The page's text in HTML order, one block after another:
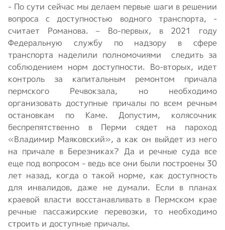
- По сути сейчас мы делаем первые шаги в решении
вопроса с доступностью водного транспорта, -
считает Романова. – Во-первых, в 2021 году
Федеральную службу по надзору в сфере
транспорта наделили полномочиями следить за
соблюдением норм доступности. Во-вторых, идет
контроль за капитальным ремонтом причала
пермского Речвокзала, но необходимо
организовать доступные причалы по всем речным
остановкам по Каме. Допустим, колясочник
беспрепятственно в Перми сядет на пароход
«Владимир Маяковский», а как он выйдет из него
на причале в Березниках? Да и речные суда все
еще под вопросом - ведь все они были построены 30
лет назад, когда о такой норме, как доступность
для инвалидов, даже не думали. Если в планах
краевой власти восстанавливать в Пермском крае
речные пассажирские перевозки, то необходимо
строить и доступные причалы.